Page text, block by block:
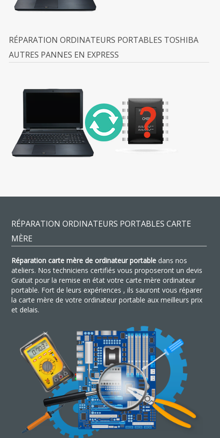
RÉPARATION ORDINATEURS PORTABLES TOSHIBA
AUTRES PANNES EN EXPRESS
RÉPARATION ORDINATEURS PORTABLES CARTE
MÈRE
Réparation carte mère de ordinateur portabledans nos
ateliers. Nos techniciens certifiés vous proposeront un devis
Gratuit pour la remise en état votre carte mère ordinateur
portable. Fort de leurs expériences , ils sauront vous réparer
la carte mère de votre ordinateur portable aux meilleurs prix
et delais.